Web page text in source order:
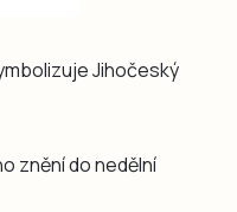
Jihočeský
znění do nedělní